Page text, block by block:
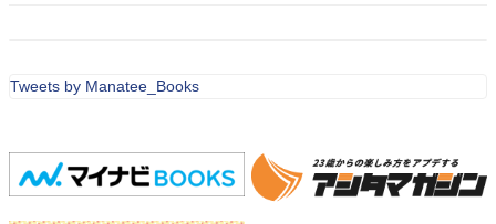
Tweets by Manatee_Books